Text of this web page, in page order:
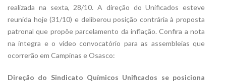
realizada na sexta, 28/10. A direção do Unificados esteve
reunida hoje (31/10) e deliberou posição contrária à proposta
patronal que propõe parcelamento da inflação. Confira a nota
na íntegra e o vídeo convocatório para as assembleias que
ocorrerão em Campinas e Osasco:
Direção do Sindicato Químicos Unificados se posiciona